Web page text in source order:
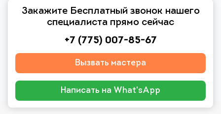
Закажите Бесплатный звонок нашего
специалиста прямо сейчас
+7 (775) 007-85-67
Вызвать мастера
Написать на What'sApp